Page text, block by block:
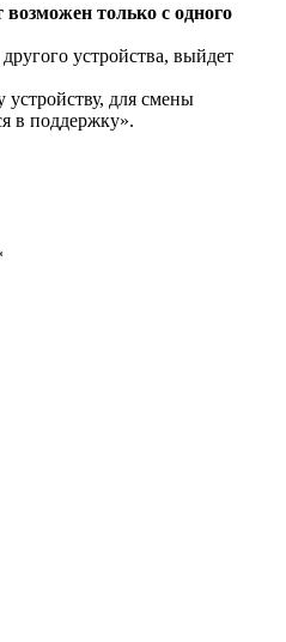
возможен только с одного
устройства, выйдет
устройству, для смены
в поддержку».